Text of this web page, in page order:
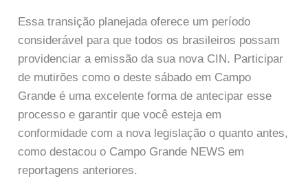
Essa transição planejada oferece um período
considerável para que todos os brasileiros possam
providenciar a emissão da sua nova CIN. Participar
de mutirões como o deste sábado em Campo
Grande é uma excelente forma de antecipar esse
processo e garantir que você esteja em
conformidade com a nova legislação o quanto antes,
como destacou o Campo Grande NEWS em
reportagens anteriores.